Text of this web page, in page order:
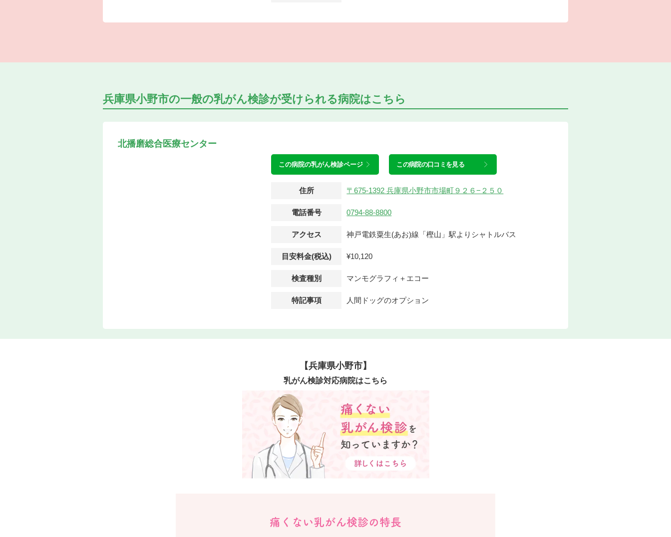
兵庫県小野市の一般の乳がん検診が受けられる病院はこちら
北播磨総合医療センター
この病院の乳がん検診ページ この病院の口コミを見る
住所 〒675-1392 兵庫県小野市市場町９２６−２５０
電話番号 0794-88-8800
アクセス 神戸電鉄粟生(あお)線「樫山」駅よりシャトルバス
目安料金(税込) ¥10,120
検査種別 マンモグラフィ＋エコー
特記事項 人間ドッグのオプション
【兵庫県小野市】
乳がん検診対応病院はこちら
痛くない乳がん検診の特長